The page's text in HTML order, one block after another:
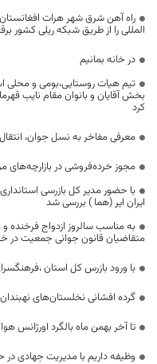
راه آهن شرق شهر هرات افغانستان
المللی را از طریق شبکه ریلی کشور
در خانه بمانیم
تیم هیات روستایی،بومی و محلی
بخش آقایان و بانوان مقام نایب
کرد
معرفی مفاخر به نسل جوان،
مجوز خرده‌فروشی در
با حضور مدیر کل بازرسی
ایران ایر (هما ) بررسی شد
متقاضیان قانون جوانی جمعیت در
با ورود بازرس کل استان
گرده افشانی نخلستان‌های نهبندان
تا آخر بهمن ماه بالگرد
وظیفه داریم با مدیریت جهادی